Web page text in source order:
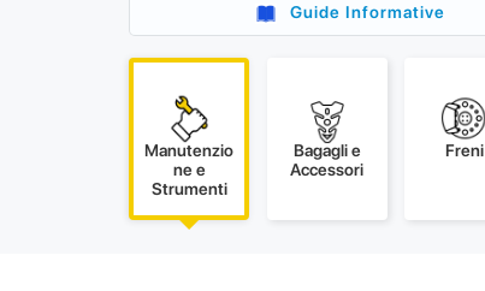
Guide Informative
Manutenzio
ne e
Strumenti
Bagagli e
Accessori
Freni